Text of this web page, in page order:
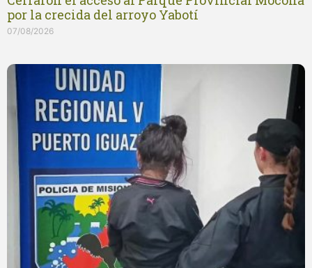
por la crecida del arroyo Yabotí
07/08/2026